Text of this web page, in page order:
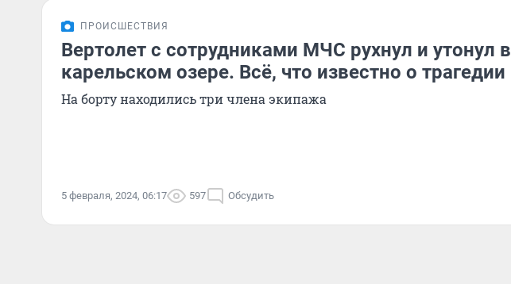
ПРОИСШЕСТВИЯ
Вертолет с сотрудниками МЧС рухнул и утонул в
карельском озере. Всё, что известно о трагедии
На борту находились три члена экипажа
5 февраля, 2024, 06:17 597 Обсудить